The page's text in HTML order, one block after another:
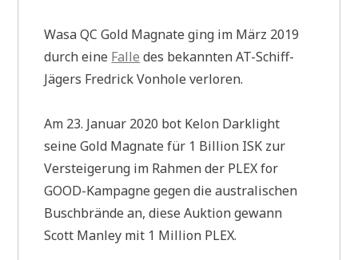
Wasa QC Gold Magnate ging im März 2019
durch eine Falle des bekannten AT-Schiff-
Jägers Fredrick Vonhole verloren.
Am 23. Januar 2020 bot Kelon Darklight
seine Gold Magnate für 1 Billion ISK zur
Versteigerung im Rahmen der PLEX for
GOOD-Kampagne gegen die australischen
Buschbrände an, diese Auktion gewann
Scott Manley mit 1 Million PLEX.